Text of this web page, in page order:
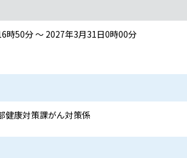
時50分 ～ 2027年3月31日0時00分
健康対策課がん対策係